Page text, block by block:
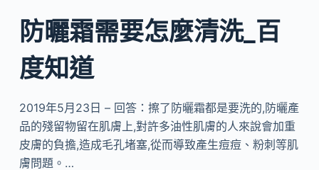
防曬霜需要怎麼清洗_百
度知道
2019年5月23日 – 回答：擦了防曬霜都是要洗的,防曬產
品的殘留物留在肌膚上,對許多油性肌膚的人來說會加重
皮膚的負擔,造成毛孔堵塞,從而導致產生痘痘、粉刺等肌
膚問題。…